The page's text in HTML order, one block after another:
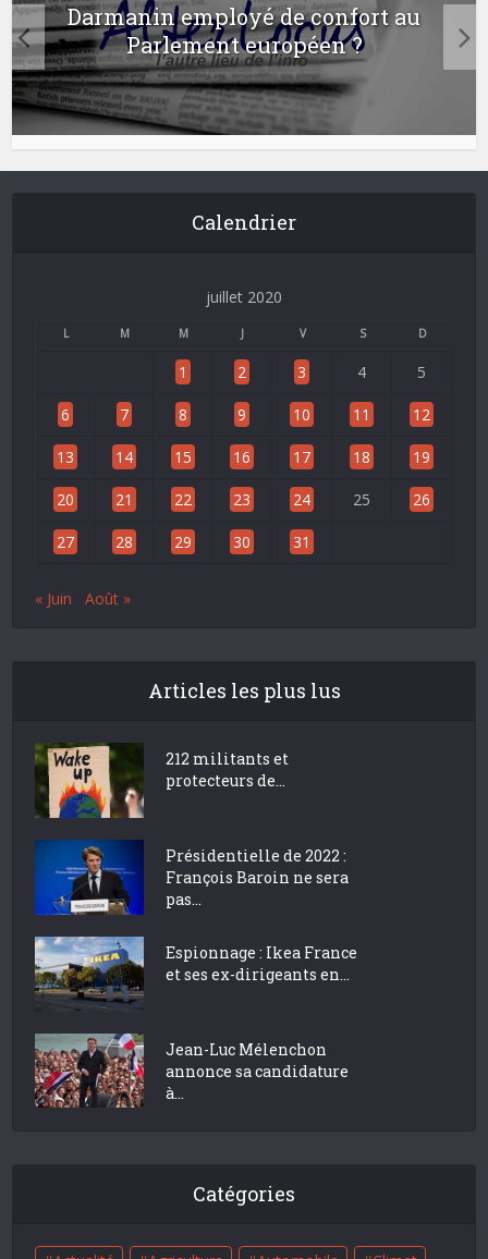
Darmanin employé de confort au
Parlement européen ?
Calendrier
juillet 2020
L M M J V S D
1 2 3 4 5
6 7 8 9 10 11 12
13 14 15 16 17 18 19
20 21 22 23 24 25 26
27 28 29 30 31
« Juin Août »
Articles les plus lus
212 militants et
protecteurs de...
Présidentielle de 2022 :
François Baroin ne sera
pas...
Espionnage : Ikea France
et ses ex-dirigeants en...
Jean-Luc Mélenchon
annonce sa candidature
à...
Catégories